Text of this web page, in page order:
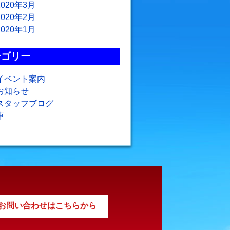
年3月
年2月
年1月
リー
ベント案内
知らせ
タッフブログ
問い合わせはこちらから